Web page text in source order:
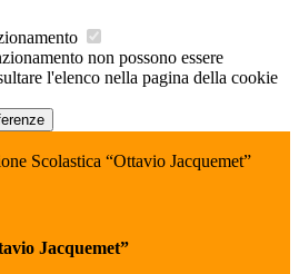
non possono essere
l'elenco nella pagina della cookie
Scolastica “Ottavio Jacquemet”
Jacquemet”